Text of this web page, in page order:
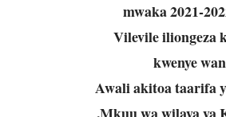
mwaka 2021-
Vilevile iliongeza
kwenye
Awali akitoa taarifa